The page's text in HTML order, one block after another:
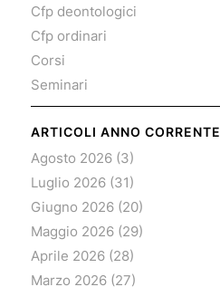
Cfp deontologici
Cfp ordinari
Corsi
Seminari
ARTICOLI ANNO CORRENTE
Agosto 2026(3)
Luglio 2026(31)
Giugno 2026(20)
Maggio 2026(29)
Aprile 2026(28)
Marzo 2026(27)